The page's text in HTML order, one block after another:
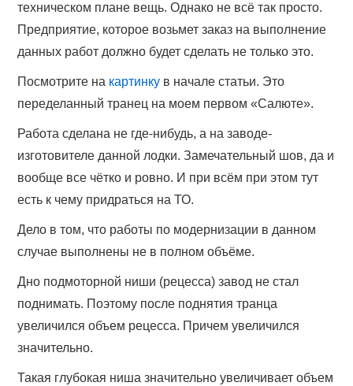
техническом плане вещь. Однако не всё так просто.
Предприятие, которое возьмет заказ на выполнение
данных работ должно будет сделать не только это.
Посмотрите на картинку в начале статьи. Это
переделанный транец на моем первом «Салюте».
Работа сделана не где-нибудь, а на заводе-
изготовителе данной лодки. Замечательный шов, да и
вообще все чётко и ровно. И при всём при этом тут
есть к чему придраться на ТО.
Дело в том, что работы по модернизации в данном
случае выполнены не в полном объёме.
Дно подмоторной ниши (рецесса) завод не стал
поднимать. Поэтому после поднятия транца
увеличился объем рецесса. Причем увеличился
значительно.
Такая глубокая ниша значительно увеличивает объем